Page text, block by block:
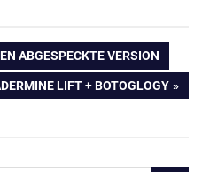
ABGESPECKTE VERSION
LIFT + BOTOGLOGY